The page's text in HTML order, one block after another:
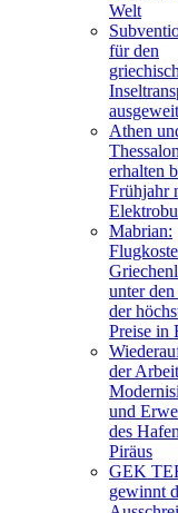
Welt
für den
Athen
erhalten
Frühjahr
Mabrian:
unter
der
Preise in
der
und
des
Piräus
GEK
gewinnt